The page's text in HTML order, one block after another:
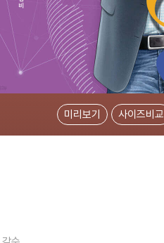
미리보기 사이즈비교